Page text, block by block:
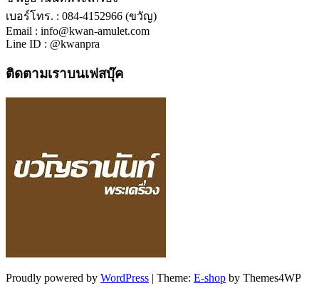
เบอร์โทร. : 084-4152966 (ขวัญ)
Email : info@kwan-amulet.com
Line ID : @kwanpra
ติดตามเราบนเฟสบุ๊ค
Proudly powered by WordPress | Theme: E-shop by Themes4WP